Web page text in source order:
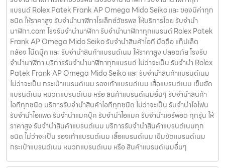
แบรนด์ Rolex Patek Frank AP Omega Mido Seiko และ ของมีค่าทุก
ชนิด ให้ราคาสูง รับจำนำนาฬิกาโรเล็กซ์วัชรพล ให้บริการโดย รับจํานํา
นาฬิกา.com โรงรับจำนำนาฬิกา รับจำนำนาฬิกาทุกแบรนด์ Rolex Patek
Frank AP Omega Mido Seiko รับจำนำสินค้าไอที มือถือ แท็ปเล็ต
กล้อง โน๊ตบุ๊ค และ รับจำนำสินค้าแบรนด์เนม ให้ราคาสูง ปลอดภัย โรงรับ
จำนำนาฬิกา บริการรับจำนำนาฬิกาทุกแบรนด์ ไม่ว่าจะเป็น รับจำนำ Rolex
Patek Frank AP Omega Mido Seiko และ รับจำนำสินค้าแบรนด์เนม
ไม่ว่าจะเป็น กระเป๋าแบรนด์เนม รองเท้าแบรนด์เนม เสื้อแบรนด์เนม เข็มขัด
แบรนด์เนม หมวกแบรนด์เนม หรือ สินค้าแบรนด์เนมอื่นๆ รับจำนำสินค้า
ไอทีทุกชนิด บริการรับจำนำสินค้าไอทีทุกชนิด ไม่ว่าจะเป็น รับจำนำไอโฟน
รับจำนำไอแพด รับจำนำแมคบุ๊ค รับจำนำไอแมค รับจำนำแอร์พอต ทุกรุ่น ให้
ราคาสูง รับจำนำสินค้าแบรนด์เนม บริการรับจำนำสินค้าแบรนด์เนมทุก
ชนิด ไม่ว่าจะเป็น รองเท้าแบรนด์เนม เสื้อแบรนด์เนม เข็มขัดแบรนด์เนม
กระเป๋าแบรนด์เนม หมวกแบรนด์เนม หรือ สินค้าแบรนด์เนมอื่นๆ